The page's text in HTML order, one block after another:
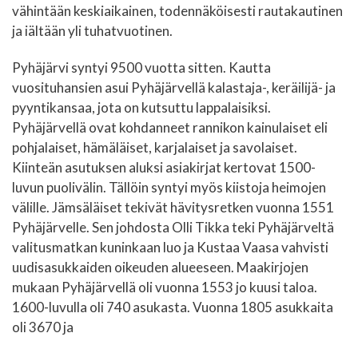
vähintään keskiaikainen, todennäköisesti rautakautinen
ja iältään yli tuhatvuotinen.
Pyhäjärvi syntyi 9500 vuotta sitten. Kautta
vuosituhansien asui Pyhäjärvellä kalastaja-, keräilijä- ja
pyyntikansaa, jota on kutsuttu lappalaisiksi.
Pyhäjärvellä ovat kohdanneet rannikon kainulaiset eli
pohjalaiset, hämäläiset, karjalaiset ja savolaiset.
Kiinteän asutuksen aluksi asiakirjat kertovat 1500-
luvun puolivälin. Tällöin syntyi myös kiistoja heimojen
välille. Jämsäläiset tekivät hävitysretken vuonna 1551
Pyhäjärvelle. Sen johdosta Olli Tikka teki Pyhäjärveltä
valitusmatkan kuninkaan luo ja Kustaa Vaasa vahvisti
uudisasukkaiden oikeuden alueeseen. Maakirjojen
mukaan Pyhäjärvellä oli vuonna 1553 jo kuusi taloa.
1600-luvulla oli 740 asukasta. Vuonna 1805 asukkaita
oli 3670 ja